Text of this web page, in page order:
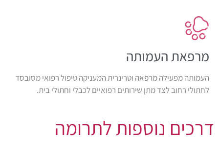
מרפאת העמותה
העמותה מפעילה מרפאה וטרינרית המעניקה טיפול רפואי מסובסד
לחתולי רחוב לצד מתן שירותים רפואיים לכבלי וחתולי בית.
דרכים נוספות לתרומה